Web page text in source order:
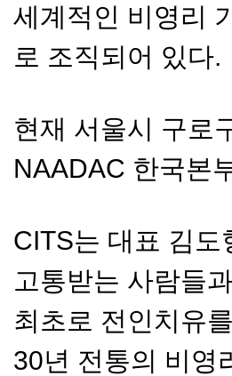
세계적인 비영리
로 조직되어 있다.
현재 서울시 구로
NAADAC 한국본
CITS는 대표 김
고통받는 사람들
최초로 전인치유
30년 전통의 비영